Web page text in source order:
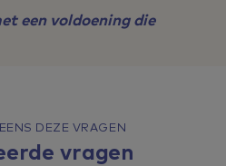
die
DEZE VRAGEN
vragen